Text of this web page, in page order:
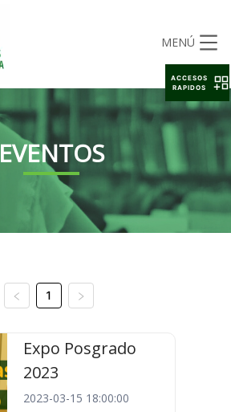
MENÚ
EVENTOS
1
Expo Posgrado
2023
2023-03-15 18:00:00
ACCESOS
RAPIDOS